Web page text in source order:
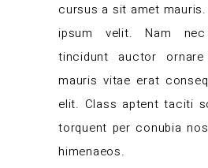
cursus a sit amet
ipsum velit. Nam
tincidunt auctor
mauris vitae erat
elit. Class aptent taciti
torquent per conubia
himenaeos.